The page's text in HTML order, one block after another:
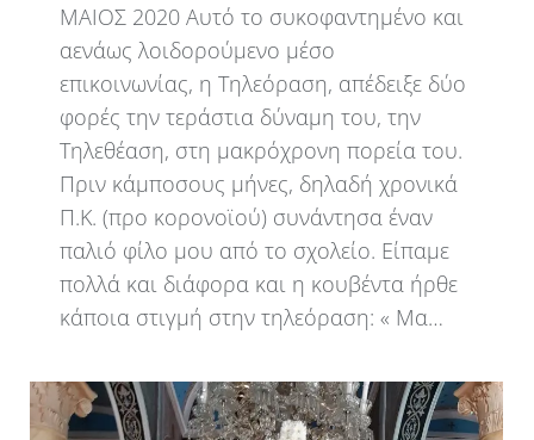
ΜΑΙΟΣ 2020 Αυτό το συκοφαντημένο και
αενάως λοιδορούμενο μέσο
επικοινωνίας, η Τηλεόραση, απέδειξε δύο
φορές την τεράστια δύναμη του, την
Τηλεθέαση, στη μακρόχρονη πορεία του.
Πριν κάμποσους μήνες, δηλαδή χρονικά
Π.Κ. (προ κορονοϊού) συνάντησα έναν
παλιό φίλο μου από το σχολείο. Είπαμε
πολλά και διάφορα και η κουβέντα ήρθε
κάποια στιγμή στην τηλεόραση: « Μα…